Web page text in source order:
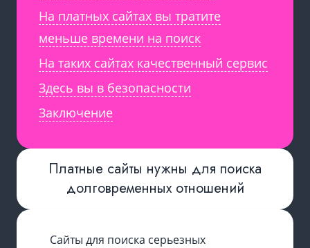
На платных сайтах вы тратите
меньше времени на поиск
На таких сайтах качественный сервис
Здесь вы в безопасности
Заключение
Платные сайты нужны для поиска
долговременных отношений
Сайты для поиска серьезных